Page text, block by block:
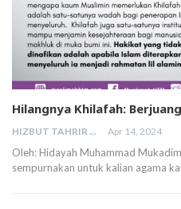
Hilangnya Khilafah:
HIZBUT TAHRIR MALAYSIA Apr 14, 2024
Oleh: Hidayah Muhammad
sempurnakan untuk kalian agama